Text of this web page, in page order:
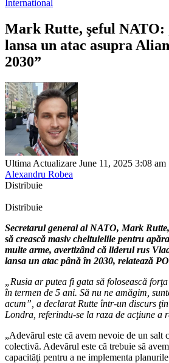
International
Mark Rutte, şeful NATO:
lansa un atac asupra
2030”
Ultima Actualizare June 11, 2025 3:08 am
Alexandru Robea
Distribuie
Distribuie
Secretarul general al NATO, Mark
să crească masiv cheltuielile pentru
multe arme, avertizând că liderul rus
lansa un atac până în 2030, relatează
„Rusia ar putea fi gata să folosească
în termen de 5 ani. Să nu ne amăgim,
acum”, a declarat Rutte într-un discurs
Londra, referindu-se la raza de acţiune a
„Adevărul este că avem nevoie de un salt
colectivă. Adevărul este că trebuie să
capacităţi pentru a ne implementa